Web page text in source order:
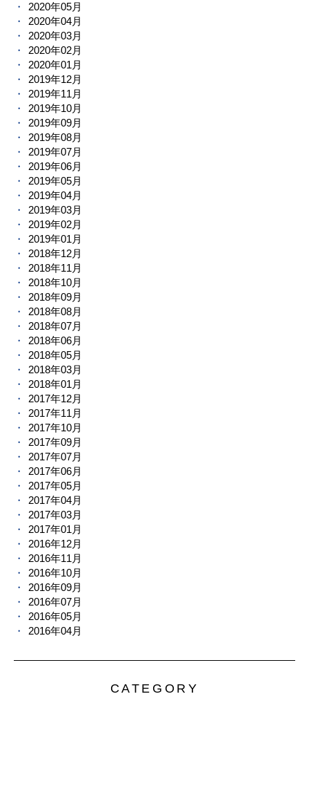
2020年05月
2020年04月
2020年03月
2020年02月
2020年01月
2019年12月
2019年11月
2019年10月
2019年09月
2019年08月
2019年07月
2019年06月
2019年05月
2019年04月
2019年03月
2019年02月
2019年01月
2018年12月
2018年11月
2018年10月
2018年09月
2018年08月
2018年07月
2018年06月
2018年05月
2018年03月
2018年01月
2017年12月
2017年11月
2017年10月
2017年09月
2017年07月
2017年06月
2017年05月
2017年04月
2017年03月
2017年01月
2016年12月
2016年11月
2016年10月
2016年09月
2016年07月
2016年05月
2016年04月
CATEGORY